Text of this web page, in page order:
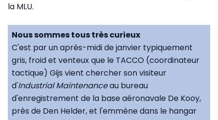
la MLU.
Nous sommes tous très curieux
C'est par un après-midi de janvier typiquement
gris, froid et venteux que le TACCO (coordinateur
tactique) Gijs vient chercher son visiteur
d'Industrial Maintenanceau bureau
d'enregistrement de la base aéronavale De Kooy,
près de Den Helder, et l'emmène dans le hangar